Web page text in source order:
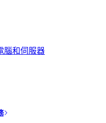
腦和伺服器